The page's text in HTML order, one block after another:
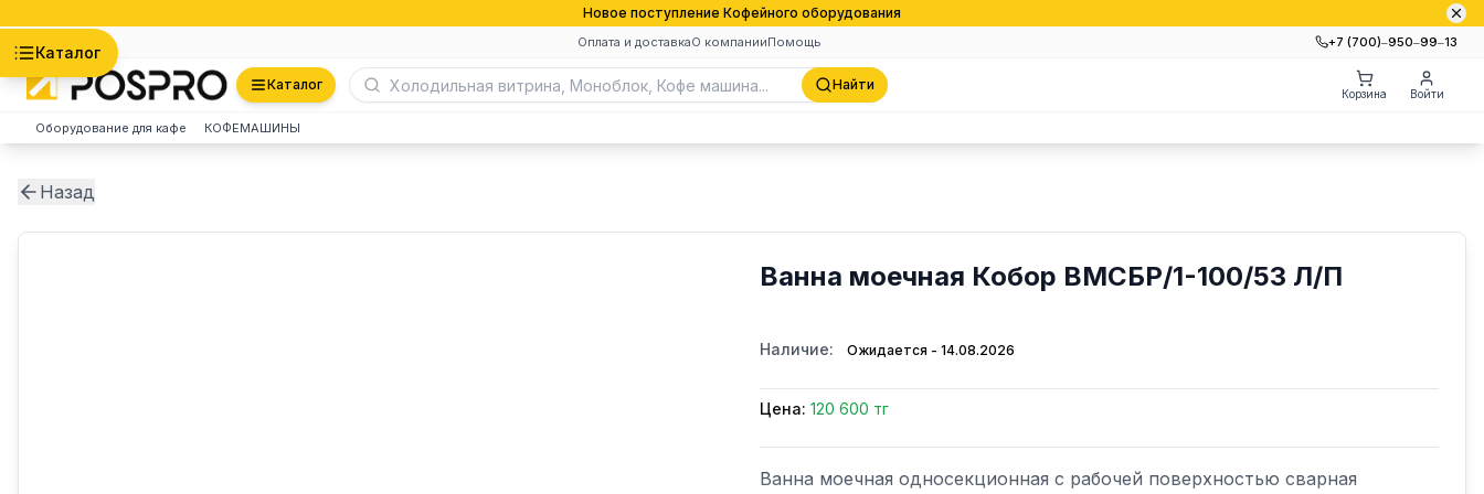
Новое поступление Кофейного оборудования
Оплата и доставкаО компанииПомощь +7 (700)‒950‒99‒13
Каталог
Каталог Найти
Корзина Войти
Оборудование для кафе КОФЕМАШИНЫ
Назад
Ванна моечная Кобор ВМСБР/1-100/53 Л/П
Наличие: Ожидается - 14.08.2026
Цена: 120 600 тг
Ванна моечная односекционная с рабочей поверхностью сварная